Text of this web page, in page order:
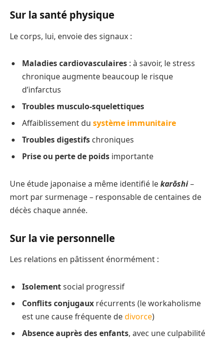
Sur la santé physique
Le corps, lui, envoie des signaux :
Maladies cardiovasculaires : à savoir, le stress
chronique augmente beaucoup le risque
d’infarctus
Troubles musculo-squelettiques
Affaiblissement du système immunitaire
Troubles digestifs chroniques
Prise ou perte de poids importante
Une étude japonaise a même identifié lekarōshi–
mort par surmenage – responsable de centaines de
décès chaque année.
Sur la vie personnelle
Les relations en pâtissent énormément :
Isolementsocial progressif
Conflits conjugaux récurrents (le workaholisme
est une cause fréquente dedivorce)
Absence auprès des enfants, avec une culpabilité